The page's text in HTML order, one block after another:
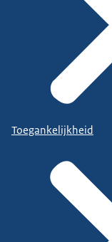
Toegankelijkheid